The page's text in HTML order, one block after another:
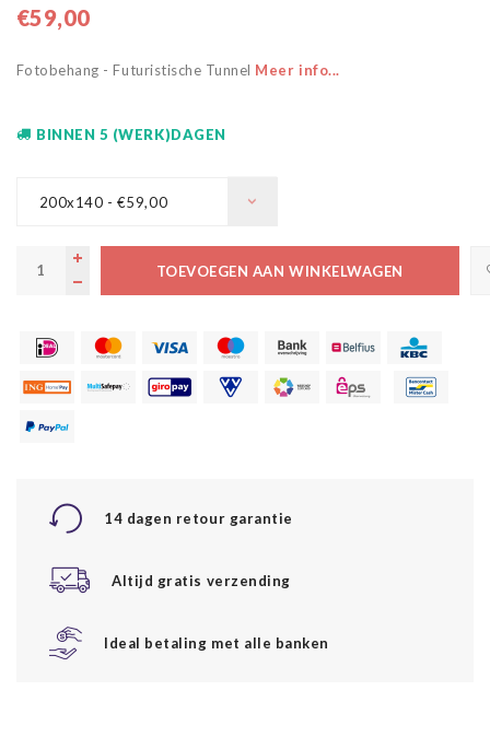
€59,00
Fotobehang - Futuristische Tunnel Meer info...
BINNEN 5 (WERK)DAGEN
200x140 - €59,00
TOEVOEGEN AAN WINKELWAGEN
14 dagen retour garantie
Altijd gratis verzending
Ideal betaling met alle banken